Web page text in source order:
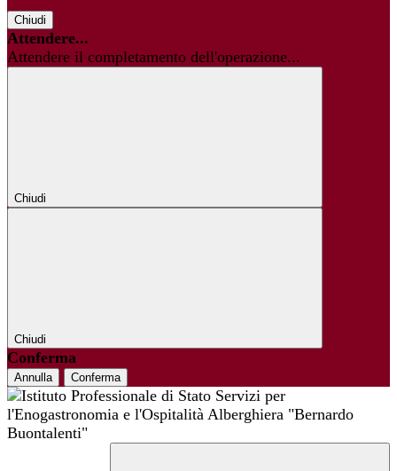
Chiudi
Attendere...
Attendere il completamento dell'operazione...
Chiudi
Chiudi
Conferma
Annulla Conferma